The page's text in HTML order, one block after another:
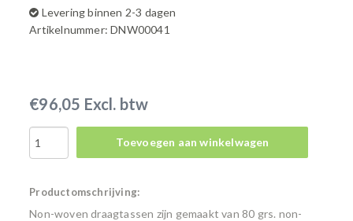
Levering binnen 2-3 dagen
Artikelnummer: DNW00041
€96,05 Excl. btw
Toevoegen aan winkelwagen
Productomschrijving:
Non-woven draagtassen zijn gemaakt van 80 grs. non-